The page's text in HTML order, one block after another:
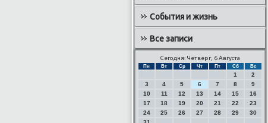
События и жизнь
Все записи
Сегодня: Четверг, 6 Августа
Пн Вт Ср Чт Пт Сб Вс
1
2
3
4 5 6 7 8
9
10
11 12 13 14 15
16
17
18 19 20 21 22
23
24
25 26 27 28 29
30